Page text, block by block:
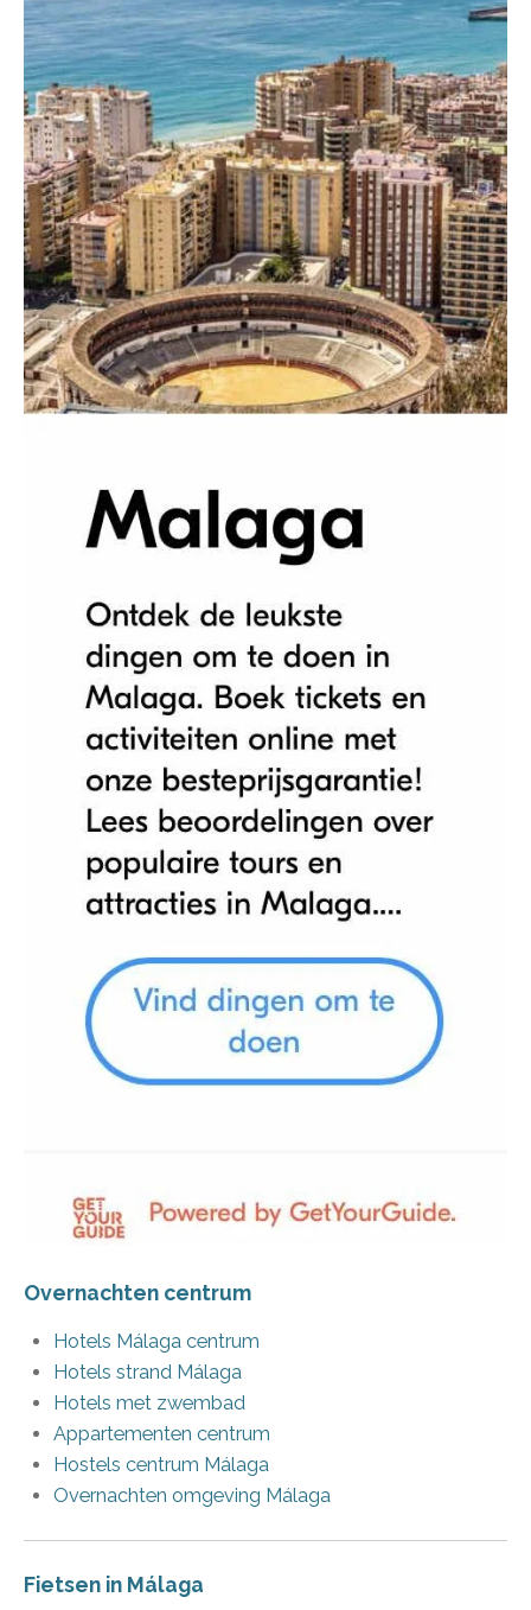
Overnachten centrum
Hotels Málaga centrum
Hotels strand Málaga
Hotels met zwembad
Appartementen centrum
Hostels centrum Málaga
Overnachten omgeving Málaga
Fietsen in Málaga